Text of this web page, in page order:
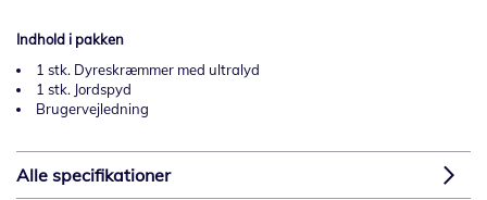
Indhold i pakken
1 stk. Dyreskræmmer med ultralyd
1 stk. Jordspyd
Brugervejledning
Alle specifikationer